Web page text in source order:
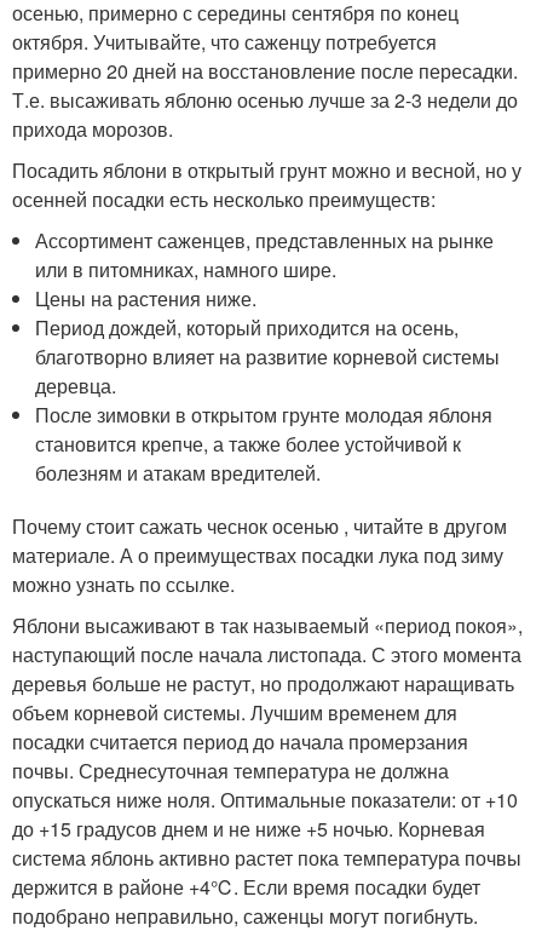
осенью, примерно с середины сентября по конец
октября. Учитывайте, что саженцу потребуется
примерно 20 дней на восстановление после пересадки.
Т.е. высаживать яблоню осенью лучше за 2-3 недели до
прихода морозов.
Посадить яблони в открытый грунт можно и весной, но у
осенней посадки есть несколько преимуществ:
Ассортимент саженцев, представленных на рынке
или в питомниках, намного шире.
Цены на растения ниже.
Период дождей, который приходится на осень,
благотворно влияет на развитие корневой системы
деревца.
После зимовки в открытом грунте молодая яблоня
становится крепче, а также более устойчивой к
болезням и атакам вредителей.
Почему стоит сажать чеснок осенью , читайте в другом
материале. А о преимуществах посадки лука под зиму
можно узнать по ссылке.
Яблони высаживают в так называемый «период покоя»,
наступающий после начала листопада. С этого момента
деревья больше не растут, но продолжают наращивать
объем корневой системы. Лучшим временем для
посадки считается период до начала промерзания
почвы. Среднесуточная температура не должна
опускаться ниже ноля. Оптимальные показатели: от +10
до +15 градусов днем и не ниже +5 ночью. Корневая
система яблонь активно растет пока температура почвы
держится в районе +4℃. Если время посадки будет
подобрано неправильно, саженцы могут погибнуть.